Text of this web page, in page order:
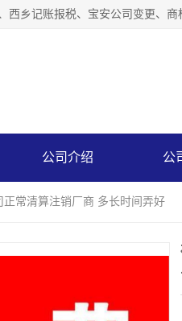
乡记账报税、宝安公司变更、商
公司介绍 公
常清算注销厂商 多长时间弄好